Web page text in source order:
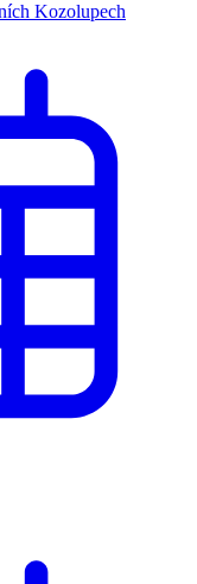
Kozolupech